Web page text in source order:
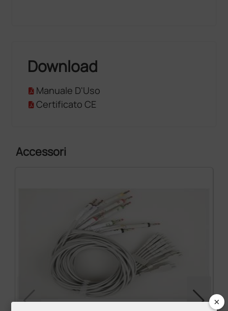
Download
Manuale D'Uso
Certificato CE
Accessori
×